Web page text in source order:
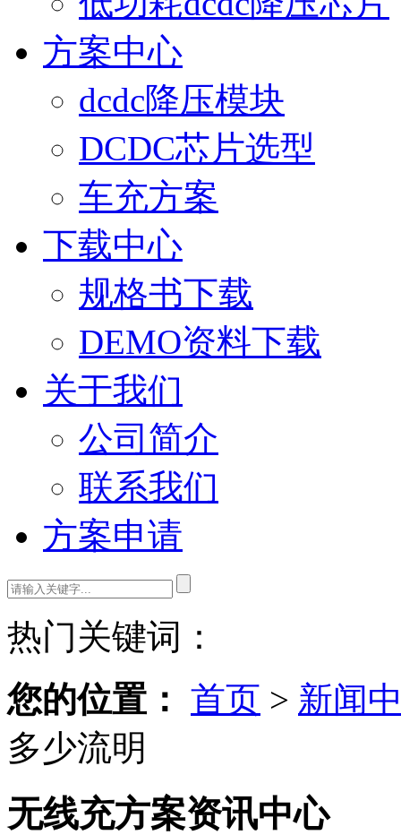
方案中心
dcdc降压模块
DCDC芯片选型
车充方案
下载中心
规格书下载
DEMO资料下载
关于我们
公司简介
联系我们
方案申请
热门关键词：
您的位置： 首页 > 新闻
多少流明
无线充方案资讯中心